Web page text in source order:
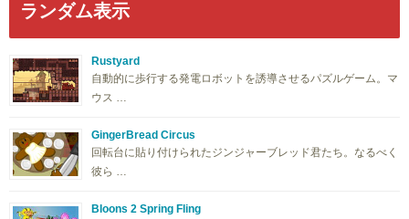
ランダム表示
Rustyard
自動的に歩行する発電ロボットを誘導させるパズルゲーム。マ
ウス …
GingerBread Circus
回転台に貼り付けられたジンジャーブレッド君たち。なるべく
彼ら …
Bloons 2 Spring Fling